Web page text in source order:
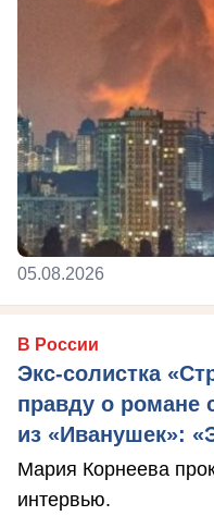
05.08.2026
В России
Экс-солистка
правду о
из «Иванушек»:
Мария Корнеева
интервью.